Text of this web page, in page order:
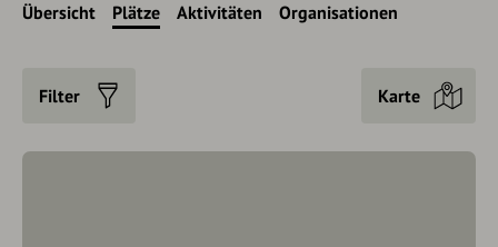
Übersicht Plätze Aktivitäten Organisationen
Filter Karte